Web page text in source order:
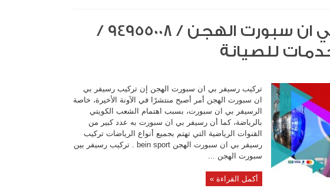
تركيب رسيفر بي ان سبورت الهجن / 94955008 /
للصيانة
تركيب رسيفر بي ان سبورت الهجن إن تركيب رسيفر بي
ان سبورت الهجن أمر أصبح منتشرًا في الآونة الأخيرة، خاصة
الرسيفر بي ان سبورت، بسبب اهتمام الشعب الكويتي
بالرياضة، كما أن رسيفر بي ان سبورت به عدد كبير من
القنوات الرياضية التي تهتم بجميع أنواع الرياضات تركيب
رسيفر بي ان سبورت الهجن bein sport . تركيب رسيفر بين
سبورت الهجن ...
أكمل القراءة »